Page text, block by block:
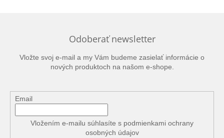
Odoberať newsletter
Vložte svoj e-mail a my Vám budeme zasielať informácie o
nových produktoch na našom e-shope.
Email
Vložením e-mailu súhlasíte s podmienkami ochrany
osobných údajov